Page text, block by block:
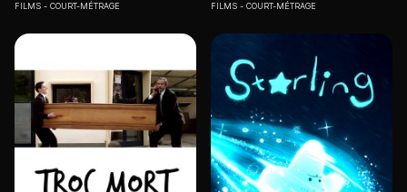
FILMS COURT-MÉTRAGE FILMS COURT-MÉTRAGE